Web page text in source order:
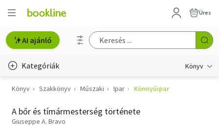
Üres
AI ajánló
Kategóriák Könyv
Életmód, egészség
Erotika
Könyv Szakkönyv Műszaki Ipar Könnyűipar
A bőr és tímármesterség története
Giuseppe A. Bravo